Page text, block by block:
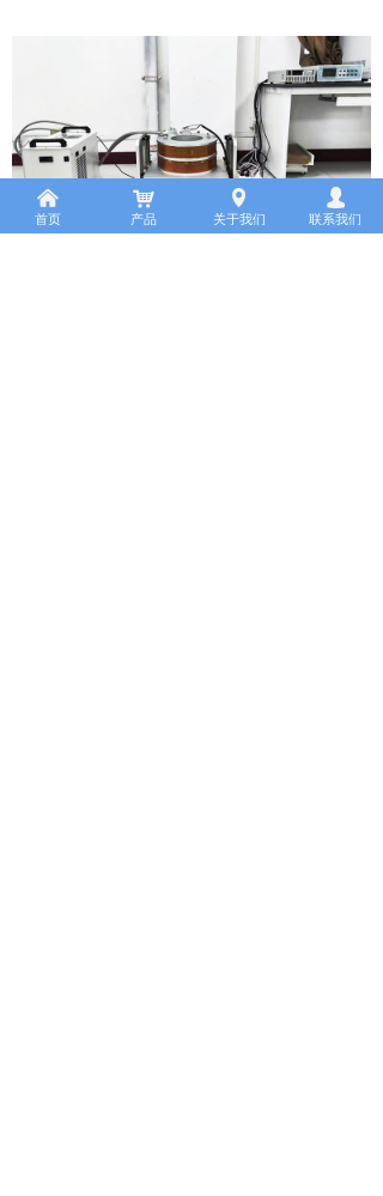
낀
首页
낙
产品
넹
关于我们
넙
联系我们